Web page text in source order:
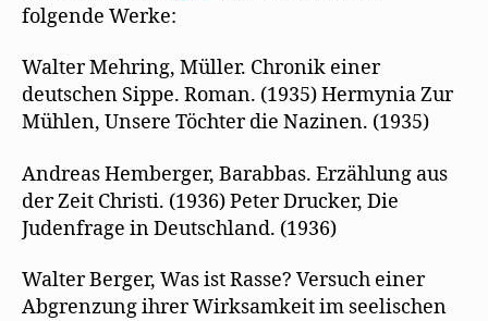
folgende Werke:
Walter Mehring, Müller. Chronik einer
deutschen Sippe. Roman. (1935) Hermynia Zur
Mühlen, Unsere Töchter die Nazinen. (1935)
Andreas Hemberger, Barabbas. Erzählung aus
der Zeit Christi. (1936) Peter Drucker, Die
Judenfrage in Deutschland. (1936)
Walter Berger, Was ist Rasse? Versuch einer
Abgrenzung ihrer Wirksamkeit im seelischen